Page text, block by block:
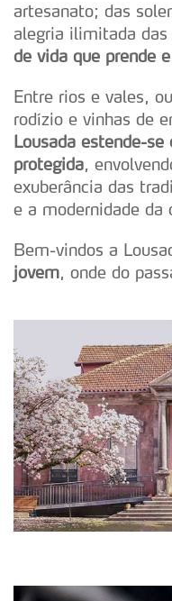
artesanato; das
alegria ilimitada
de vida que prende
Entre rios e vales,
rodízio e vinhas de
Lousada estende-
protegida,
exuberância das
e a modernidade da
Bem-vindos a
jovem, onde do